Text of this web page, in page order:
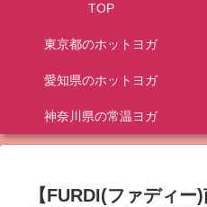
TOP
東京都のホットヨガ
愛知県のホットヨガ
神奈川県の常温ヨガ
【FURDI(ファディ